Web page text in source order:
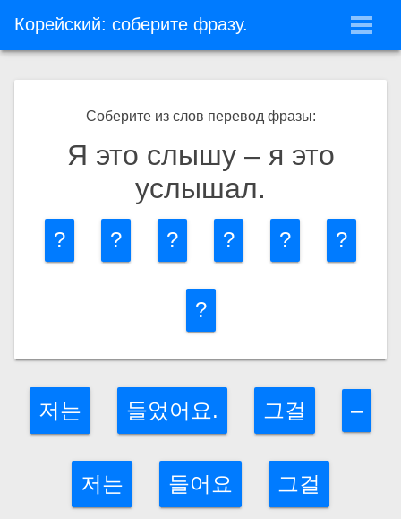
Корейский: соберите фразу.
Соберите из слов перевод фразы:
Я это слышу – я это
услышал.
? ? ? ? ? ?
?
저는 들었어요. 그걸 –
저는 들어요 그걸
Угадайте слово
Соберите слово
Отменить